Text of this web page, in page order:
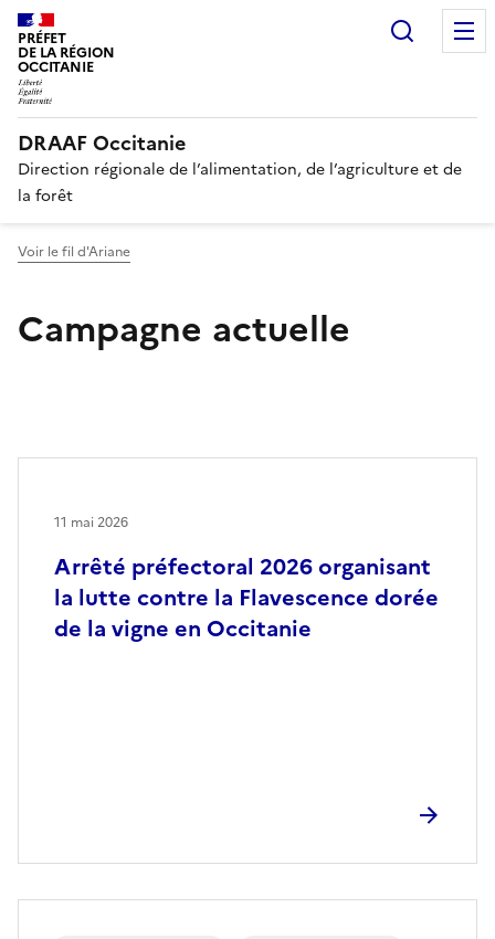
PRÉFET
DE LA RÉGION
OCCITANIE
DRAAF Occitanie
Direction régionale de l’alimentation, de l’agriculture et de
la forêt
Voir le fil d'Ariane
Campagne actuelle
Arrêté préfectoral 2026 organisant
la lutte contre la Flavescence dorée
de la vigne en Occitanie
11 mai 2026